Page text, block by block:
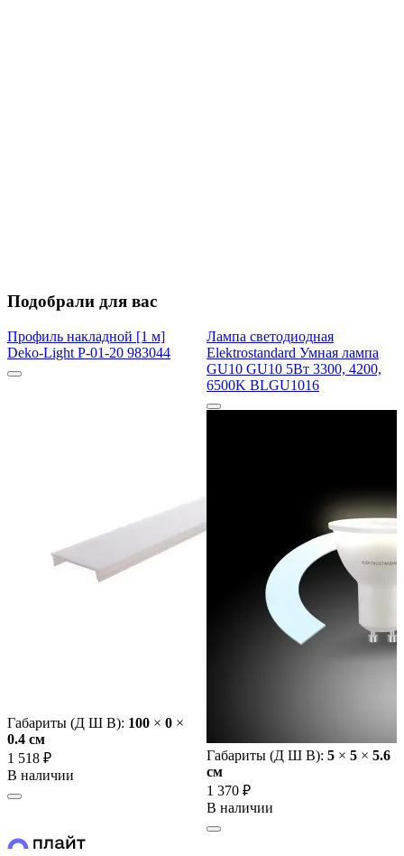
Подобрали для вас
Профиль накладной [1 м]
Deko-Light P-01-20 983044
Габариты (Д Ш В): 100 × 0 ×
0.4 cм
1 518 ₽
В наличии
Лампа светодиодная
Elektrostandard Умная лампа
GU10 GU10 5Вт 3300, 4200,
6500K BLGU1016
Габариты (Д Ш В): 5 × 5 × 5.6
cм
1 370 ₽
В наличии